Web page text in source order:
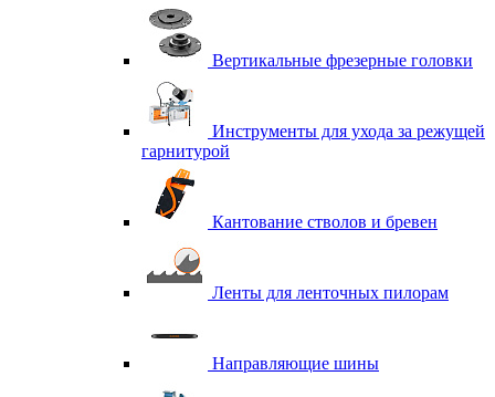
Вертикальные фрезерные головки
Инструменты для ухода за режущей
гарнитурой
Кантование стволов и бревен
Ленты для ленточных пилорам
Направляющие шины